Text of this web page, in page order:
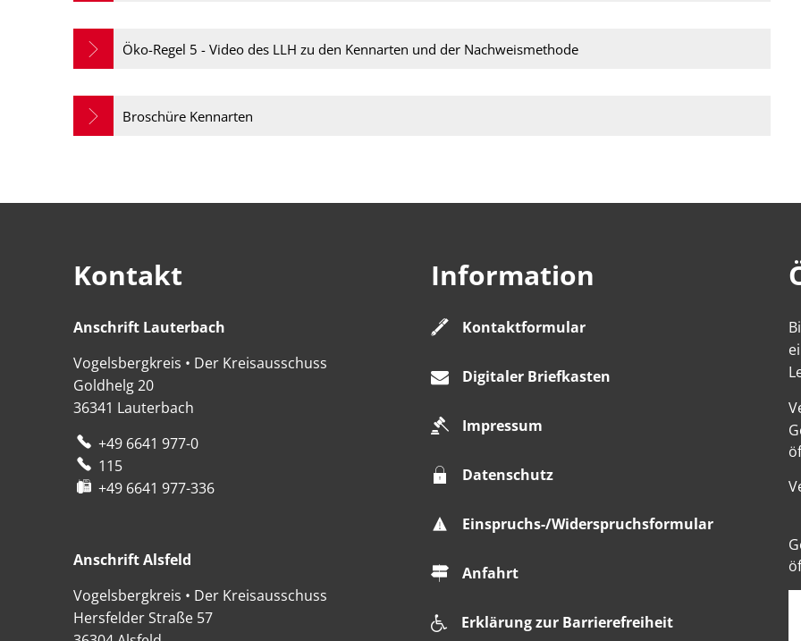
Öko-Regel 5 - Video des LLH zu den Kennarten und der Nachweismethode
Broschüre Kennarten
Kontakt
Anschrift Lauterbach
Vogelsbergkreis • Der Kreisausschuss
Goldhelg 20
36341 Lauterbach
+49 6641 977-0
115
+49 6641 977-336
Anschrift Alsfeld
Vogelsbergkreis • Der Kreisausschuss
Hersfelder Straße 57
Information
Kontaktformular
Digitaler Briefkasten
Impressum
Datenschutz
Einspruchs-/Widerspruchsformular
Anfahrt
Erklärung zur Barrierefreiheit